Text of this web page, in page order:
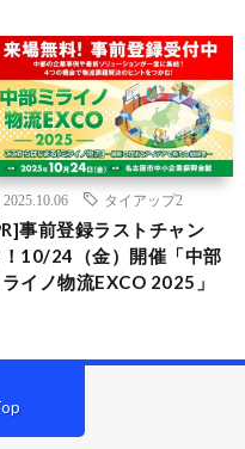
2025.10.06 タイアップ2
事前登録ラストチャン
！10/24（金）開催「中部
ライノ物流EXCO 2025」